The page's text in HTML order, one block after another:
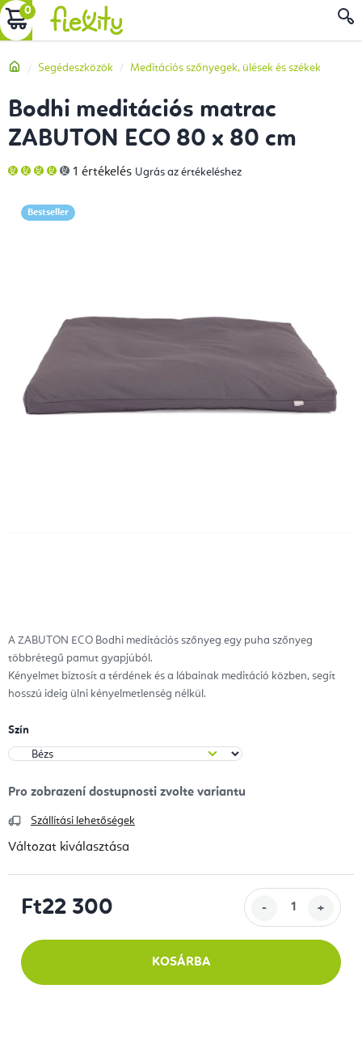
Ugrás
a
tartalomhoz
KOSÁR
Kezdőlap
Segédeszközök Meditációs szőnyegek, ülések és székek
A ZABUTON ECO Bodhi meditációs szőnyeg egy puha szőnyeg
többrétegű pamut gyapjúból.
Kényelmet biztosít a térdének és a lábainak meditáció közben, segít
hosszú ideig ülni kényelmetlenség nélkül.
Szín
Szállítási lehetőségek
Változat kiválasztása
Ft22 300
KOSÁRBA
Bodhi meditációs matrac
ZABUTON ECO 80 x 80 cm
A
termék
5-
ből
1 értékelés Ugrás az értékeléshez
Bestseller